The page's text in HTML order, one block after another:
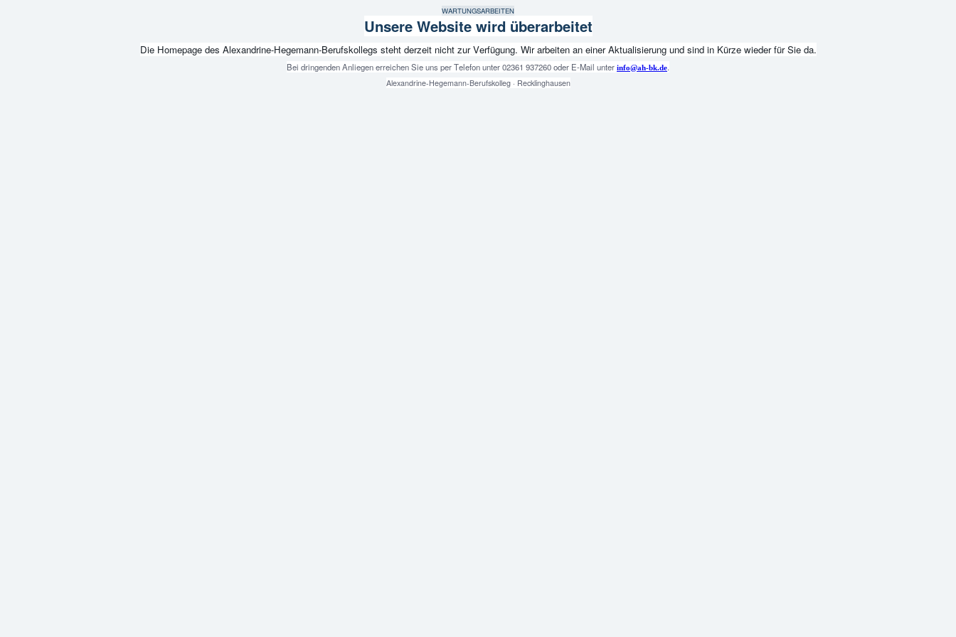
WARTUNGSARBEITEN
Unsere Website wird überarbeitet
Die Homepage des Alexandrine-Hegemann-Berufskollegs steht derzeit nicht zur Verfügung. Wir arbeiten an einer Aktualisierung und sind in Kürze wieder für Sie da.
Bei dringenden Anliegen erreichen Sie uns per Telefon unter 02361 937260 oder E-Mail unter info@ah-bk.de.
Alexandrine-Hegemann-Berufskolleg · Recklinghausen